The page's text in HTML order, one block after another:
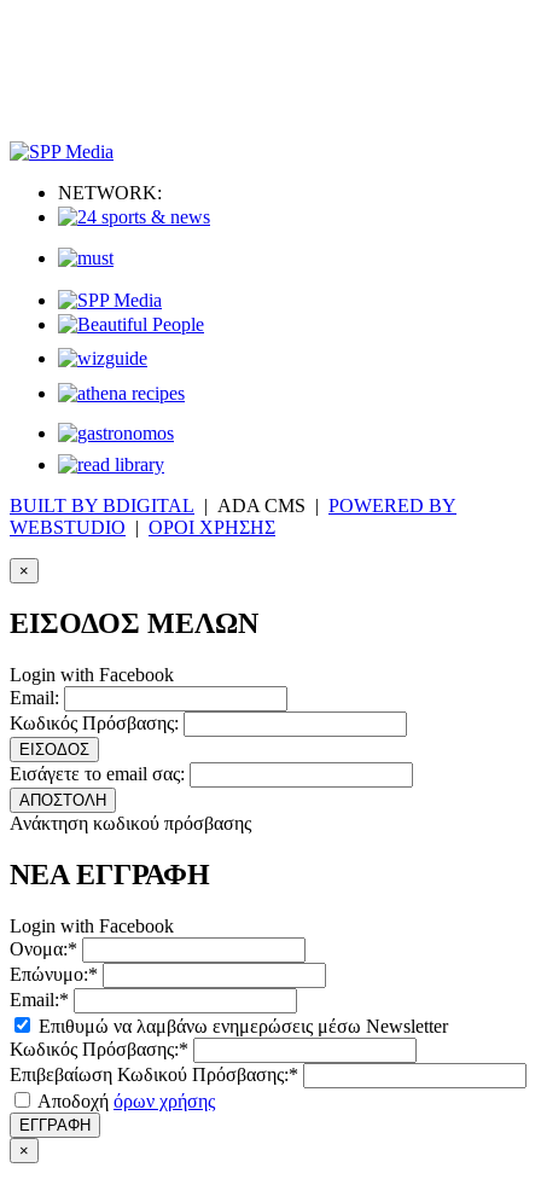
NETWORK:
BUILT BY BDIGITAL | ADA CMS | POWERED BY
WEBSTUDIO | ΟΡΟΙ ΧΡΗΣΗΣ
×
ΕΙΣΟΔΟΣ ΜΕΛΩΝ
Login with Facebook
Email:
Κωδικός Πρόσβασης:
ΕΙΣΟΔΟΣ
Εισάγετε το email σας:
ΑΠΟΣΤΟΛΗ
Ανάκτηση κωδικού πρόσβασης
ΝΕΑ ΕΓΓΡΑΦΗ
Login with Facebook
Ονομα:*
Επώνυμο:*
Email:*
Επιθυμώ να λαμβάνω ενημερώσεις μέσω Newsletter
Κωδικός Πρόσβασης:*
Επιβεβαίωση Κωδικού Πρόσβασης:*
Αποδοχή όρων χρήσης
ΕΓΓΡΑΦΗ
×